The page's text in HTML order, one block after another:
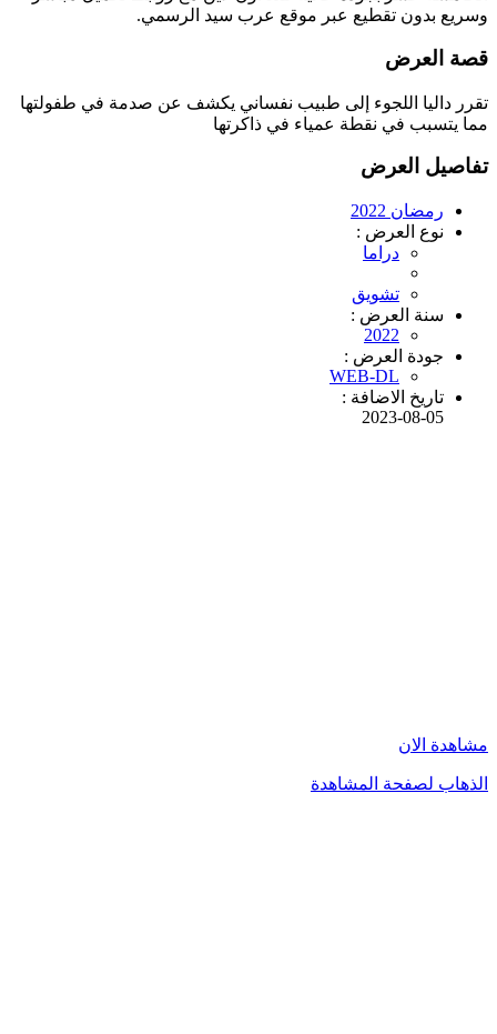
وسريع بدون تقطيع عبر موقع عرب سيد الرسمي.
قصة العرض
تقرر داليا اللجوء إلى طبيب نفساني يكشف عن صدمة في طفولتها
مما يتسبب في نقطة عمياء في ذاكرتها
تفاصيل العرض
رمضان 2022
نوع العرض :
دراما
تشويق
سنة العرض :
2022
جودة العرض :
WEB-DL
تاريخ الاضافة :
2023-08-05
مشاهدة الان
الذهاب لصفحة المشاهدة